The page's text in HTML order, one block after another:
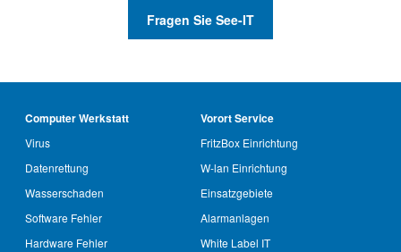
Fragen Sie See-IT
Computer Werkstatt
Virus
Datenrettung
Wasserschaden
Software Fehler
Hardware Fehler
Vorort Service
FritzBox Einrichtung
W-lan Einrichtung
Einsatzgebiete
Alarmanlagen
White Label IT